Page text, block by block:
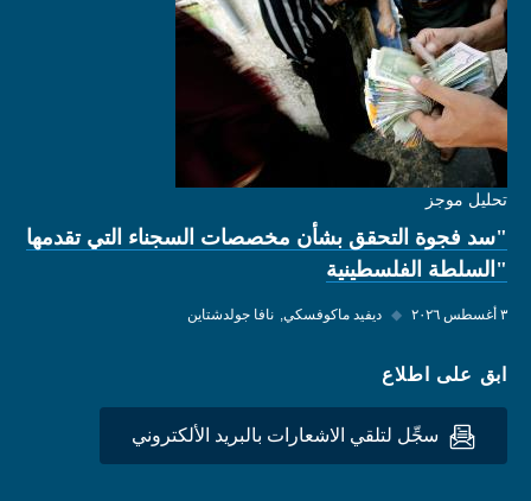
تحليل موجز
"سد فجوة التحقق بشأن مخصصات السجناء التي تقدمها
"السلطة الفلسطينية
٣ أغسطس ٢٠٢٦ ◆ ديفيد ماكوفسكي نافا جولدشتاين
ابق على اطلاع
سجِّل لتلقي الاشعارات بالبريد الألكتروني